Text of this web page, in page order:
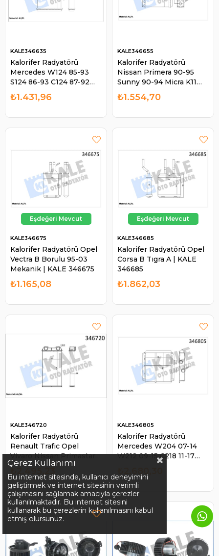
Kalorifer Radyatörü
Mercedes W124 85-93
S124 86-93 C124 87-92
Mekanik | KALE 346635
KALE346635
₺1.431,96
Kalorifer Radyatörü
Nissan Primera 90-95
Sunny 90-94 Micra K11
92-00 Bmc Levent |
KALE 346655
KALE346655
₺1.554,70
Kalorifer Radyatörü Opel
Vectra B Borulu 95-03
Mekanik | KALE 346675
KALE346675
₺1.165,08
Kalorifer Radyatörü Opel
Corsa B Tıgra A | KALE
346685
KALE346685
₺1.862,03
Kalorifer Radyatörü
Renault Trafic Opel
Vivaro Nissan Primastar |
KALE 346720
KALE346720
Kalorifer Radyatörü
Mercedes W204 07-14
W212 09-15 C218 11-17
R231 12- C190 14- R197 11-
| KALE 346805
KALE346805
Çerez Kullanımı
Bu internet sitesinde, kullanıcı deneyimini
geliştirmek ve internet sitesinin verimli
çalışmasını sağlamak amacıyla çerezler
kullanılmaktadır. Bu internet sitesini
kullanarak bu çerezlerin kullanılmasını kabul
etmiş olursunuz.